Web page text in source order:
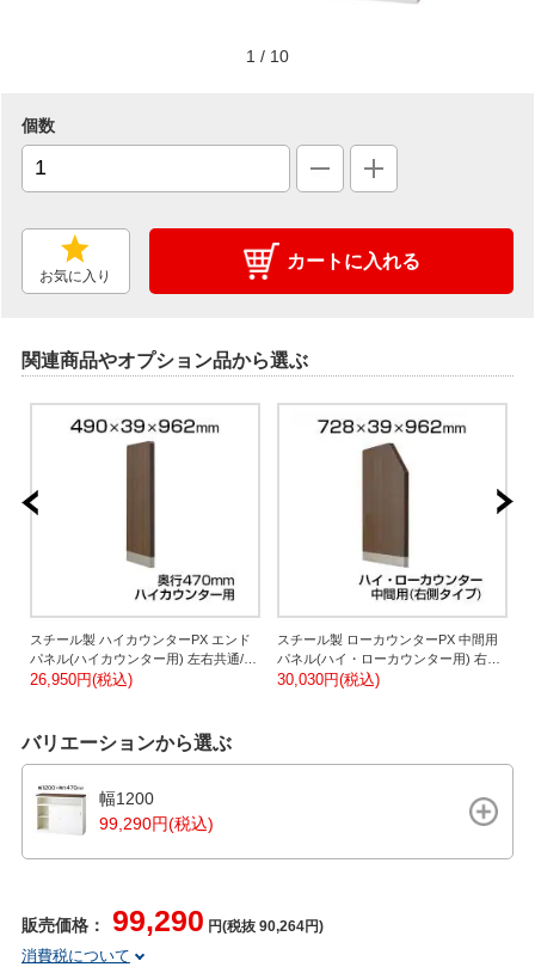
1 / 10
個数
お気に入り
カートに入れる
関連商品やオプション品から選ぶ
スチール製 ハイカウンターPX エンド
パネル(ハイカウンター用) 左右共通/幅
490×奥行39×高さ962mm 【国産】/SE-
26,950円(税込)
スチール製 ローカウンターPX 中間用
パネル(ハイ・ローカウンター用) 右用/
幅728×奥行39×高さ962mm 【国
30,030円(税込)
バリエーションから選ぶ
幅1200
99,290円(税込)
販売価格： 99,290 円(税抜 90,264円)
消費税について